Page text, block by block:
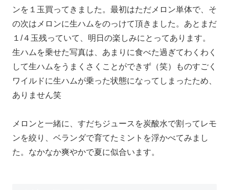
ンを１玉買ってきました。最初はただメロン単体で、そ
の次はメロンに生ハムをのっけて頂きました。あとまだ
１/４玉残っていて、明日の楽しみにとってあります。
生ハムを乗せた写真は、あまりに食べた過ぎてわくわく
して生ハムをうまくさくことができず（笑）ものすごく
ワイルドに生ハムが乗った状態になってしまったため、
ありません笑
メロンと一緒に、すだちジュースを炭酸水で割ってレモ
ンを絞り、ベランダで育てたミントを浮かべてみまし
た。なかなか爽やかで夏に似合います。